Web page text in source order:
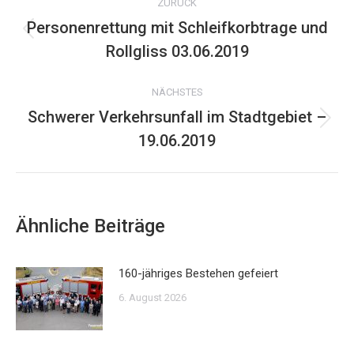
ZURÜCK
Beitrag:
Personenrettung mit Schleifkorbtrage und
Rollgliss 03.06.2019
NÄCHSTES
Beitrag:
Schwerer Verkehrsunfall im Stadtgebiet –
19.06.2019
Ähnliche Beiträge
160-jähriges Bestehen gefeiert
6. August 2026